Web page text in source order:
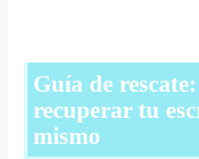
Guía de
recuperar tu
mismo